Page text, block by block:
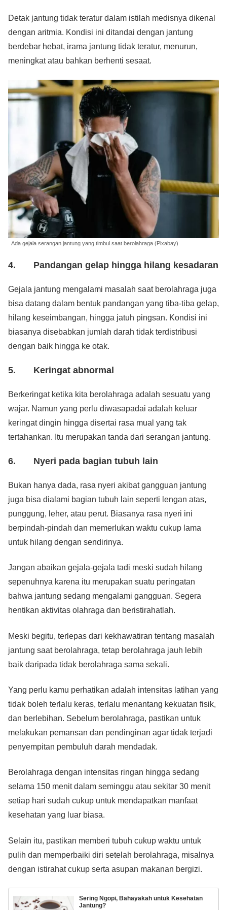
Detak jantung tidak teratur dalam istilah medisnya dikenal
dengan aritmia. Kondisi ini ditandai dengan jantung
berdebar hebat, irama jantung tidak teratur, menurun,
meningkat atau bahkan berhenti sesaat.
Ada gejala serangan jantung yang timbul saat berolahraga (Pixabay)
4. Pandangan gelap hingga hilang kesadaran
Gejala jantung mengalami masalah saat berolahraga juga
bisa datang dalam bentuk pandangan yang tiba-tiba gelap,
hilang keseimbangan, hingga jatuh pingsan. Kondisi ini
biasanya disebabkan jumlah darah tidak terdistribusi
dengan baik hingga ke otak.
5. Keringat abnormal
Berkeringat ketika kita berolahraga adalah sesuatu yang
wajar. Namun yang perlu diwasapadai adalah keluar
keringat dingin hingga disertai rasa mual yang tak
tertahankan. Itu merupakan tanda dari serangan jantung.
6. Nyeri pada bagian tubuh lain
Bukan hanya dada, rasa nyeri akibat gangguan jantung
juga bisa dialami bagian tubuh lain seperti lengan atas,
punggung, leher, atau perut. Biasanya rasa nyeri ini
berpindah-pindah dan memerlukan waktu cukup lama
untuk hilang dengan sendirinya.
Jangan abaikan gejala-gejala tadi meski sudah hilang
sepenuhnya karena itu merupakan suatu peringatan
bahwa jantung sedang mengalami gangguan. Segera
hentikan aktivitas olahraga dan beristirahatlah.
Meski begitu, terlepas dari kekhawatiran tentang masalah
jantung saat berolahraga, tetap berolahraga jauh lebih
baik daripada tidak berolahraga sama sekali.
Yang perlu kamu perhatikan adalah intensitas latihan yang
tidak boleh terlalu keras, terlalu menantang kekuatan fisik,
dan berlebihan. Sebelum berolahraga, pastikan untuk
melakukan pemansan dan pendinginan agar tidak terjadi
penyempitan pembuluh darah mendadak.
Berolahraga dengan intensitas ringan hingga sedang
selama 150 menit dalam seminggu atau sekitar 30 menit
setiap hari sudah cukup untuk mendapatkan manfaat
kesehatan yang luar biasa.
Selain itu, pastikan memberi tubuh cukup waktu untuk
pulih dan memperbaiki diri setelah berolahraga, misalnya
dengan istirahat cukup serta asupan makanan bergizi.
Sering Ngopi, Bahayakah untuk Kesehatan
Jantung?